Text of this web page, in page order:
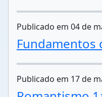
Publicado em 04 de
Fundamentos
Publicado em 17 de